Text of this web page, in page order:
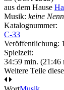
aus dem Hause
Musik: keine
Katalognummer:
C-33
Veröffentlichung:
Spielzeit:
34:59 min. (21:46
Weitere Teile